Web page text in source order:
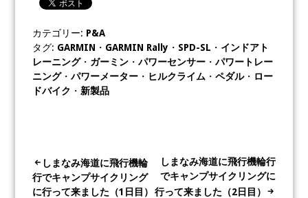
カテゴリー: P&A
タグ: GARMIN ・ GARMIN Rally ・ SPD-SL ・ インドアト
レーニング・ ガーミン・ パワーセンサー・ パワートレー
ニング・ パワーメーター・ ヒルクライム ・ ペダル・ ロー
ドバイク ・ 新製品
投
稿
しまなみ海道に飛行機輪
行でキャンプサイクリング
に行って来ました（1日目）
しまなみ海道に飛行機輪行
でキャンプサイクリングに
行って来ました（2日目）